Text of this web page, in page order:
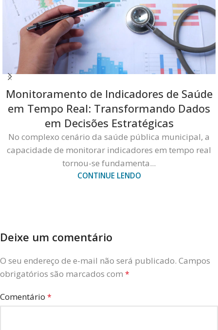
Monitoramento de Indicadores de Saúde
em Tempo Real: Transformando Dados
em Decisões Estratégicas
No complexo cenário da saúde pública municipal, a
capacidade de monitorar indicadores em tempo real
tornou-se fundamenta...
CONTINUE LENDO
Deixe um comentário
O seu endereço de e-mail não será publicado. Campos
obrigatórios são marcados com *
Comentário *